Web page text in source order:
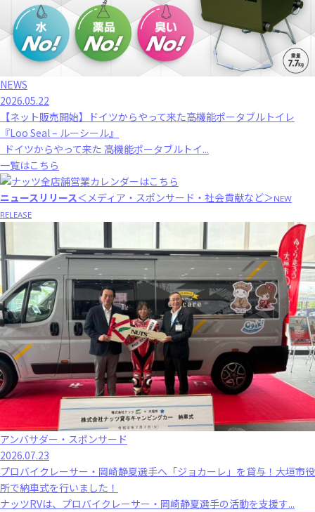
NEWS
2026.05.22
【ネット販売開始】ドイツからやって来た高機能ポータブルトイレ
『Loo Seal – ルーシール』
ドイツからやって来た 高機能ポータブルトイ...
一覧はこちら
ニュースリリース＜メディア・スポンサード・社会貢献など＞NEW
RELEASE
アンバサダー・スポンサード
2026.07.23
プロバイクレーサー・岡崎静夏選手へ「ジョカーレ」を貸与！大垣市役
所で納車式を行いました！
ナッツRVは、プロバイクレーサー・岡崎静夏選手の活動を支援す...